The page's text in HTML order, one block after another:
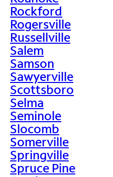
Rockford
Rogersville
Russellville
Salem
Samson
Sawyerville
Scottsboro
Selma
Seminole
Slocomb
Somerville
Springville
Spruce Pine